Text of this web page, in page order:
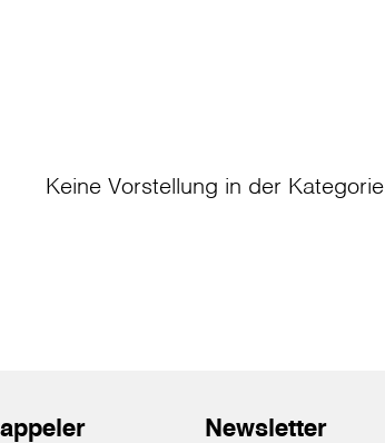
Keine Vorstellung in der Kategorie
Newsletter